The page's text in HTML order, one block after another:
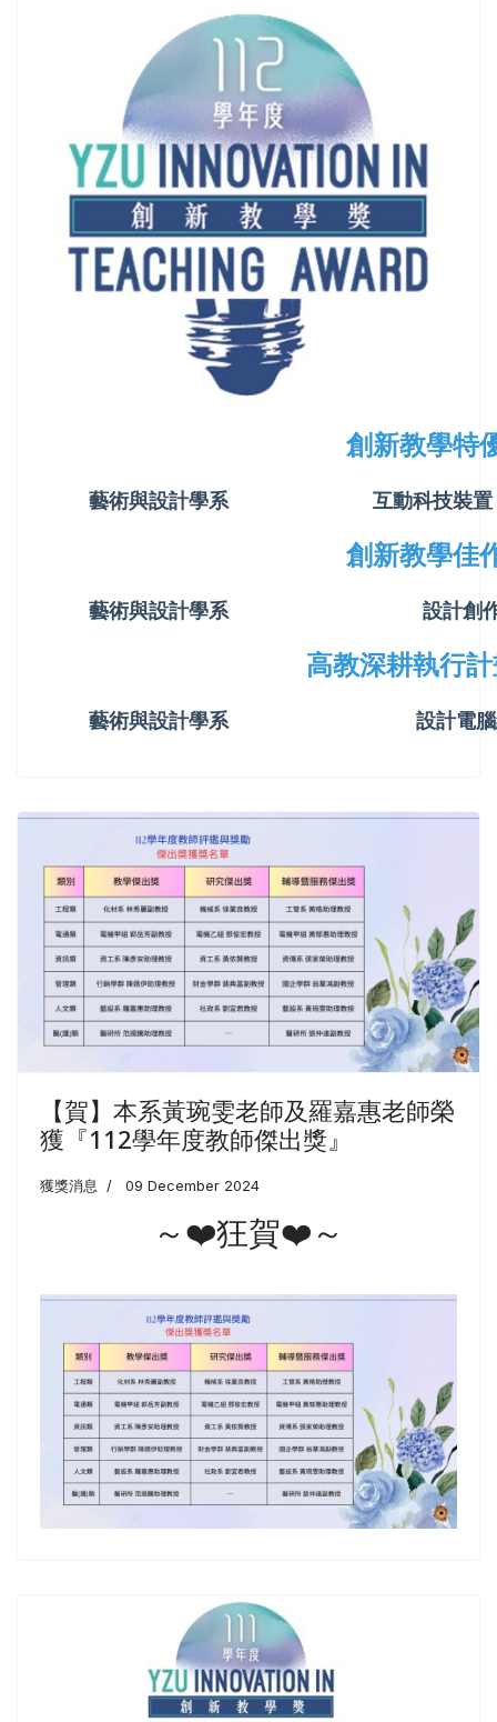
創新教學特
藝術與設計學系 互動科技裝
創新教學佳
藝術與設計學系 設計創
高教深耕執行
藝術與設計學系 設計電
【賀】本系黃琬雯老師及羅嘉惠老師榮
獲『112學年度教師傑出獎』
獲獎消息 09 December 2024
～❤️狂賀❤️～